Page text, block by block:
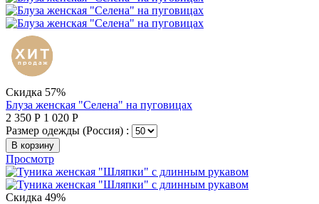
Скидка 57%
Блуза женская "Селена" на пуговицах
2 350 Р 1 020 Р
Размер одежды (Россия) :
В корзину
Просмотр
Скидка 49%